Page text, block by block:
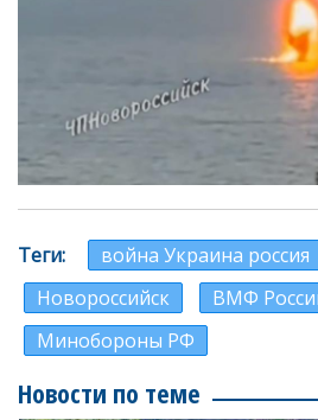
Теги война Украина россия
Новороссийск
ВМФ
Минобороны РФ
Новости по теме